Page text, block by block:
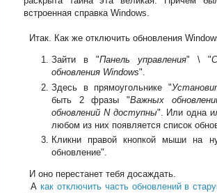
встроенная справка Windows.
Итак. Как же отключить обновления
Зайти в "Панель управления" \ "
обновления Windows".
Здесь в прямоугольнике "
быть 2 фразы "Важных
обновлений N доступны". Или одна
любом из них появляется список
Кликни правой кнопкой мыши на
обновление".
И оно перестанет тебя досаждать.
А как отключить часть обновлений в